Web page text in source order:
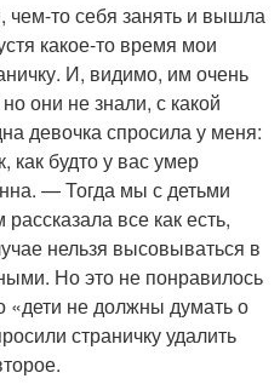
чем-то себя занять и вышла
какое-то время мои
И, видимо, им очень
они не знали, с какой
девочка спросила у меня:
как будто у вас умер
— Тогда мы с детьми
все как есть,
нельзя высовываться в
Но это не понравилось
«дети не должны думать о
страничку удалить